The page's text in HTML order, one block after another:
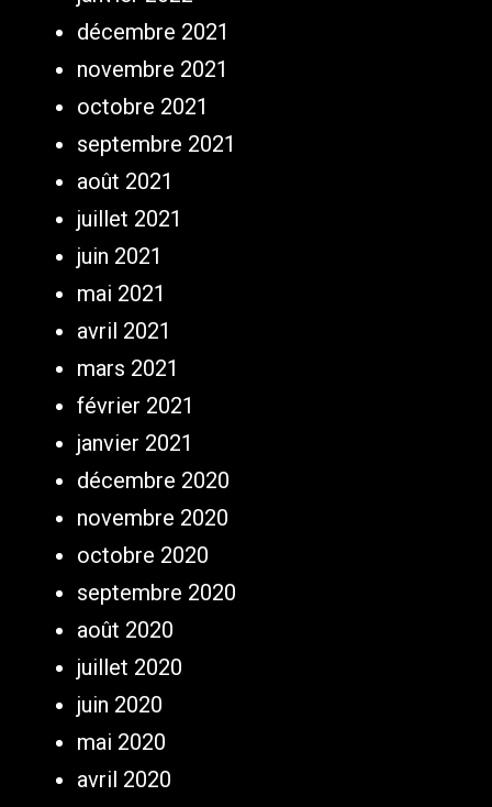
décembre 2021
novembre 2021
octobre 2021
septembre 2021
août 2021
juillet 2021
juin 2021
mai 2021
avril 2021
mars 2021
février 2021
janvier 2021
décembre 2020
novembre 2020
octobre 2020
septembre 2020
août 2020
juillet 2020
juin 2020
mai 2020
avril 2020